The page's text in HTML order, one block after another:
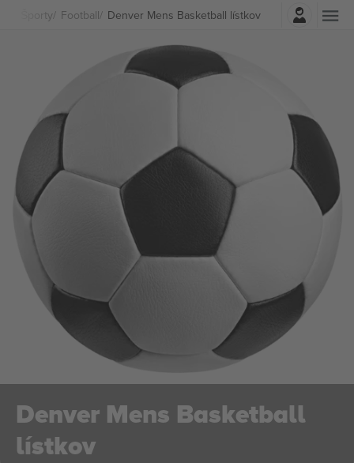
Športy Football Denver Mens Basketball lístkov
Prihlásenie
Denver Mens Basketball
lístkov